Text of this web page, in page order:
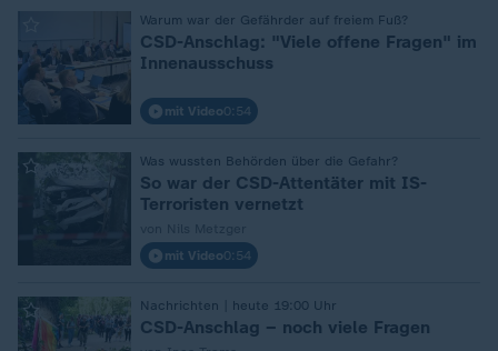
Warum war der Gefährder auf freiem Fuß?
CSD-Anschlag: "Viele offene Fragen" im
Innenausschuss
mit Video0:54
Was wussten Behörden über die Gefahr?
:
So war der CSD-Attentäter mit IS-
Terroristen vernetzt
mit Video0:54
Nachrichten | heute 19:00 Uhr
: CSD-Anschlag – noch viele Fragen